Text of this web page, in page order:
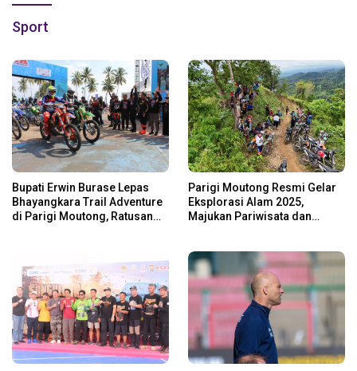
Sport
Bupati Erwin Burase Lepas
Bhayangkara Trail Adventure
di Parigi Moutong, Ratusan
Parigi Moutong Resmi Gelar
Eksplorasi Alam 2025,
Majukan Pariwisata dan